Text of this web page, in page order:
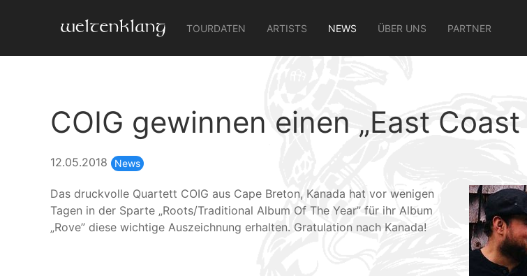
TOURDATEN ARTISTS NEWS ÜBER UNS PARTNER
COIG gewinnen einen „East
12.05.2018 News
Das druckvolle Quartett COIG aus Cape Breton, Kanada hat vor wenigen
Tagen in der Sparte „Roots/Traditional Album Of The Year” für ihr Album
„Rove” diese wichtige Auszeichnung erhalten. Gratulation nach Kanada!